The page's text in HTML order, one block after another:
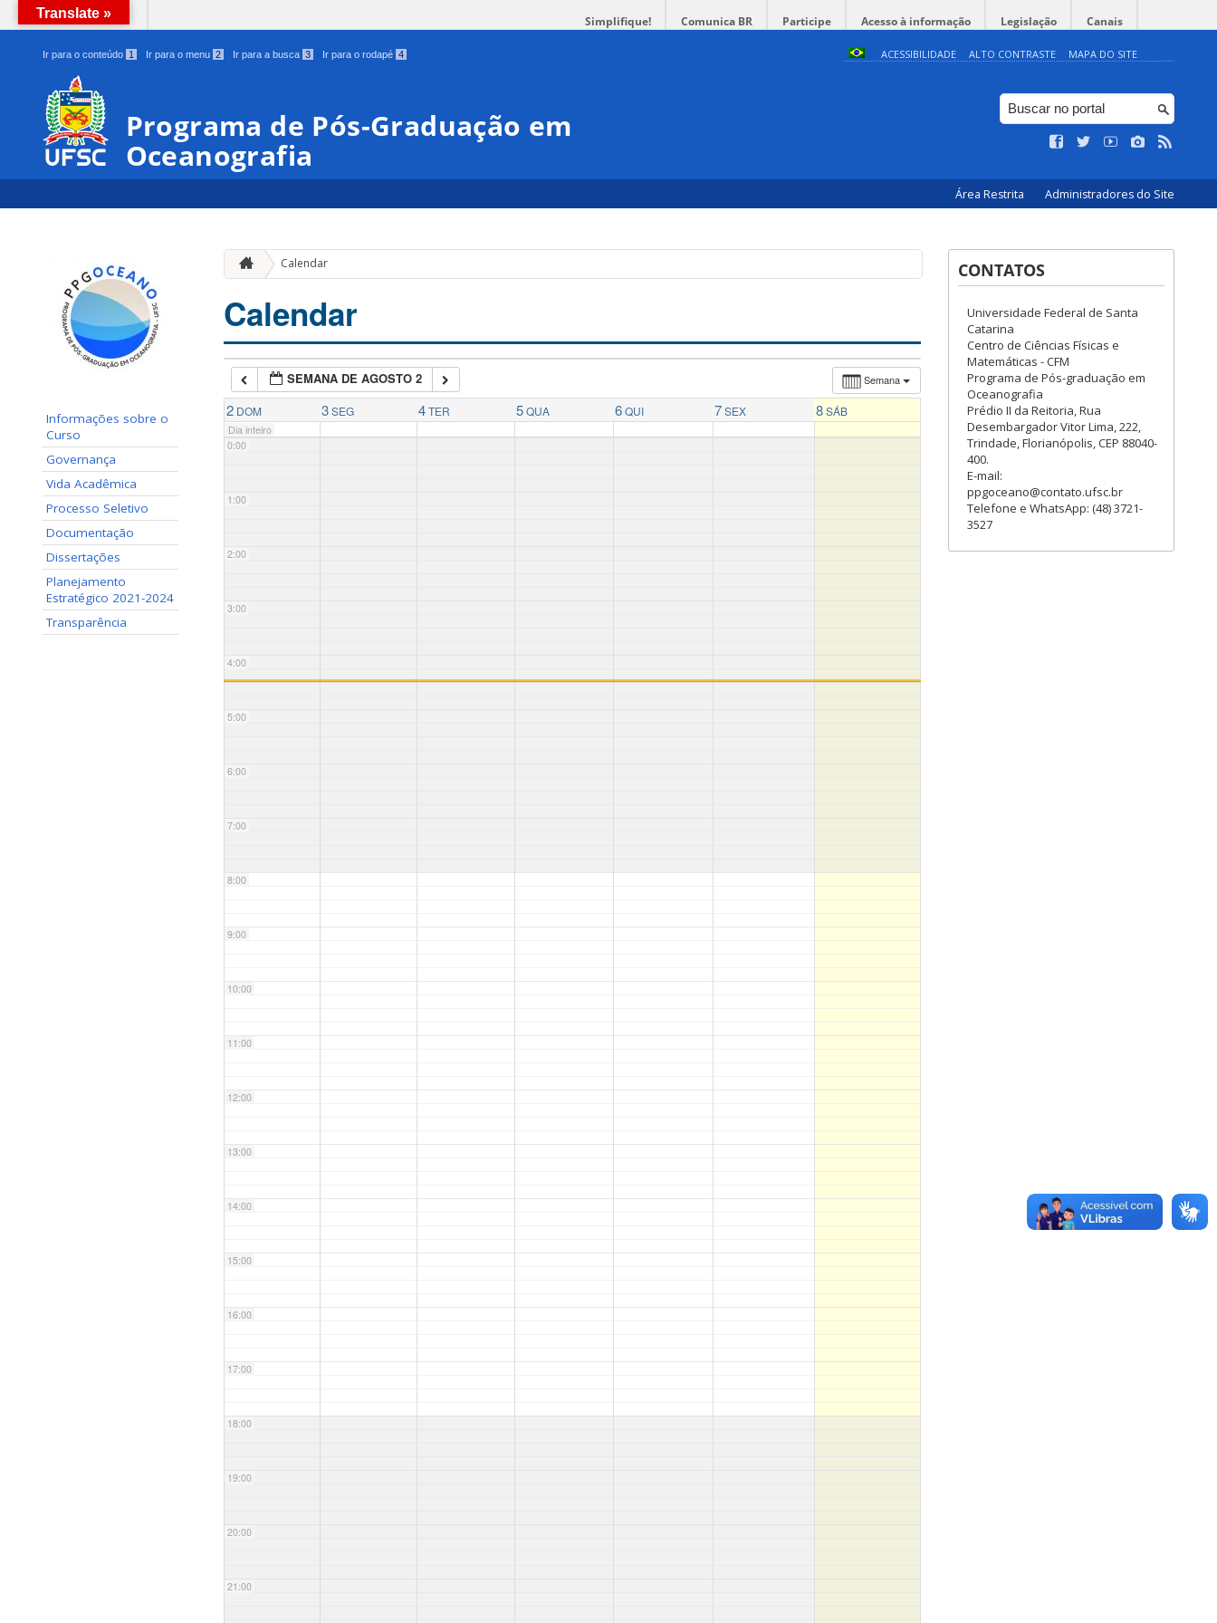
BRASIL Simplifique! Comunica BR Participe Acesso à informação Legislação Canais
Ir para o conteúdo 1 Ir para o menu 2 Ir para a busca 3 Ir para o rodapé 4 ACESSIBILIDADE ALTO CONTRASTE MAPA DO SITE
Programa de Pós-Graduação em
Oceanografia
Área Restrita Administradores do Site
Informações sobre o
Curso
Governança
Vida Acadêmica
Processo Seletivo
Documentação
Dissertações
Planejamento
Estratégico 2021-2024
Transparência
Calendar
Calendar
Semana
SEMANA DE AGOSTO 2
2 DOM 3 SEG 4 TER 5 QUA 6 QUI 7 SEX 8 SÁB
Dia inteiro
0:00
1:00
2:00
3:00
4:00
5:00
6:00
7:00
8:00
9:00
10:00
11:00
12:00
13:00
14:00
15:00
16:00
17:00
18:00
19:00
20:00
21:00
CONTATOS
Universidade Federal de Santa
Catarina
Centro de Ciências Físicas e
Matemáticas - CFM
Programa de Pós-graduação em
Oceanografia
Prédio II da Reitoria, Rua
Desembargador Vitor Lima, 222,
Trindade, Florianópolis, CEP 88040-
400.
E-mail:
ppgoceano@contato.ufsc.br
Telefone e WhatsApp: (48) 3721-
3527
Translate »